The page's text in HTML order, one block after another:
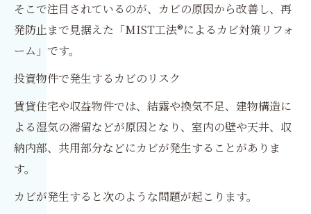
そこで注目されているのが、カビの原因から改善し、再
発防止まで見据えた「MIST工法®によるカビ対策リフォ
ーム」です。
投資物件で発生するカビのリスク
賃貸住宅や収益物件では、結露や換気不足、建物構造に
よる湿気の滞留などが原因となり、室内の壁や天井、収
納内部、共用部分などにカビが発生することがありま
す。
カビが発生すると次のような問題が起こります。